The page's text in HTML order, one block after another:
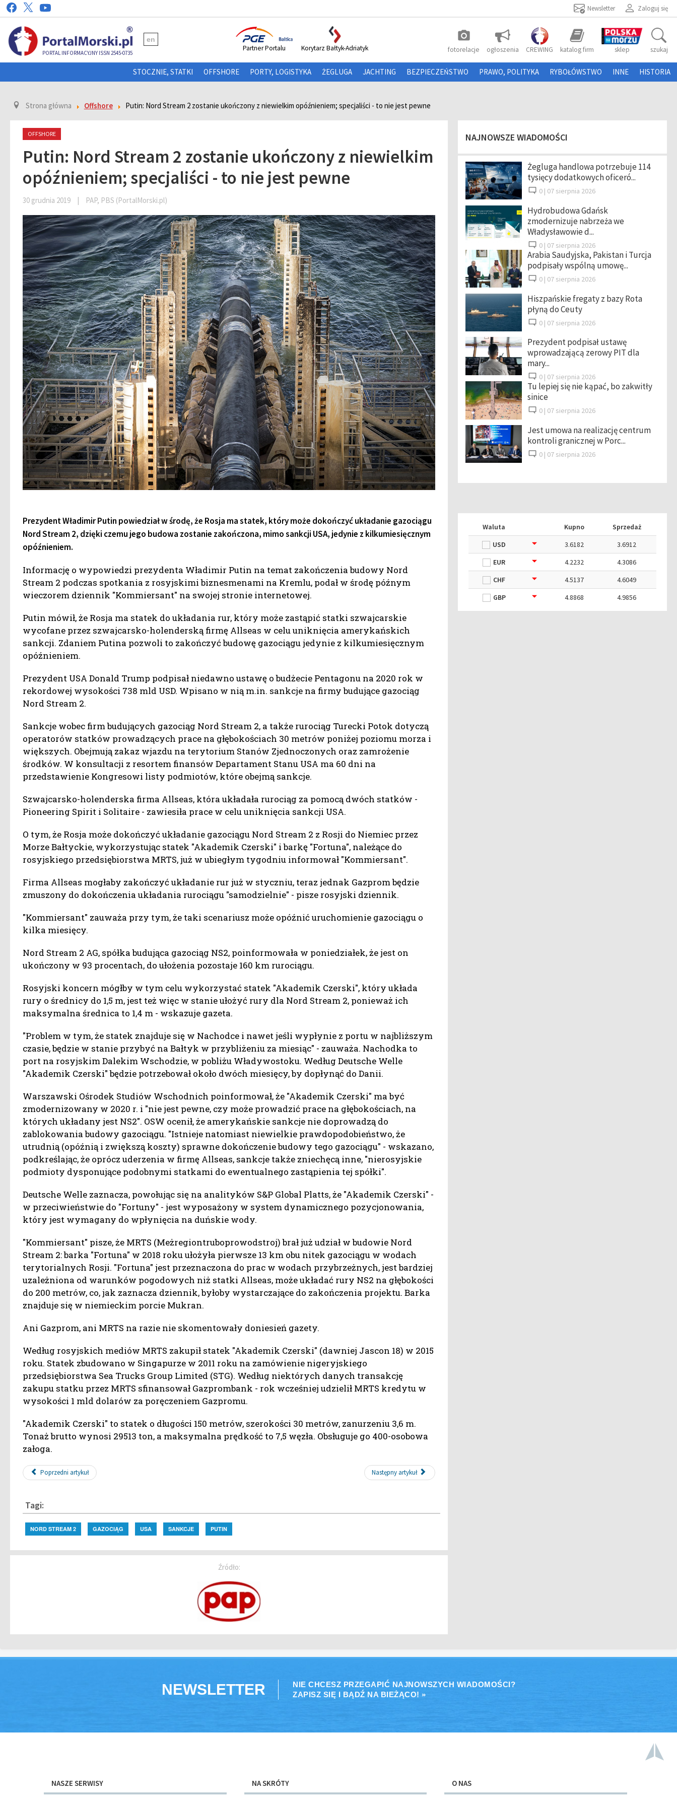
Zaloguj się
Newsletter
PORTAL INFORMACYJNY ISSN 2545-0735
en photo_camera
fotorelacje ogłoszenia CREWING katalog firm sklep szukaj
Partner Portalu Korytarz Bałtyk-Adriatyk
STOCZNIE, STATKI OFFSHORE PORTY, LOGISTYKA ŻEGLUGA JACHTING BEZPIECZEŃSTWO PRAWO, POLITYKA RYBOŁÓWSTWO INNE HISTORIA
Strona główna Offshore Putin: Nord Stream 2 zostanie ukończony z niewielkim opóźnieniem; specjaliści - to nie jest pewne
OFFSHORE
Putin: Nord Stream 2 zostanie ukończony z niewielkim
opóźnieniem; specjaliści - to nie jest pewne
30 grudnia 2019 | PAP, PBS (PortalMorski.pl)
Prezydent Władimir Putin powiedział w środę, że Rosja ma statek, który może dokończyć układanie gazociągu
Nord Stream 2, dzięki czemu jego budowa zostanie zakończona, mimo sankcji USA, jedynie z kilkumiesięcznym
opóźnieniem.
Informację o wypowiedzi prezydenta Władimir Putin na temat zakończenia budowy Nord
Stream 2 podczas spotkania z rosyjskimi biznesmenami na Kremlu, podał w środę późnym
wieczorem dziennik "Kommiersant" na swojej stronie internetowej.
Putin mówił, że Rosja ma statek do układania rur, który może zastąpić statki szwajcarskie
wycofane przez szwajcarsko-holenderską firmę Allseas w celu uniknięcia amerykańskich
sankcji. Zdaniem Putina pozwoli to zakończyć budowę gazociągu jedynie z kilkumiesięcznym
opóźnieniem.
Prezydent USA Donald Trump podpisał niedawno ustawę o budżecie Pentagonu na 2020 rok w
rekordowej wysokości 738 mld USD. Wpisano w nią m.in. sankcje na firmy budujące gazociąg
Nord Stream 2.
Sankcje wobec firm budujących gazociąg Nord Stream 2, a także rurociąg Turecki Potok dotyczą
operatorów statków prowadzących prace na głębokościach 30 metrów poniżej poziomu morza i
większych. Obejmują zakaz wjazdu na terytorium Stanów Zjednoczonych oraz zamrożenie
środków. W konsultacji z resortem finansów Departament Stanu USA ma 60 dni na
przedstawienie Kongresowi listy podmiotów, które obejmą sankcje.
Szwajcarsko-holenderska firma Allseas, która układała rurociąg za pomocą dwóch statków -
Pioneering Spirit i Solitaire - zawiesiła prace w celu uniknięcia sankcji USA.
O tym, że Rosja może dokończyć układanie gazociągu Nord Stream 2 z Rosji do Niemiec przez
Morze Bałtyckie, wykorzystując statek "Akademik Czerski" i barkę "Fortuna", należące do
rosyjskiego przedsiębiorstwa MRTS, już w ubiegłym tygodniu informował "Kommiersant".
Firma Allseas mogłaby zakończyć układanie rur już w styczniu, teraz jednak Gazprom będzie
zmuszony do dokończenia układania rurociągu "samodzielnie" - pisze rosyjski dziennik.
"Kommiersant" zauważa przy tym, że taki scenariusz może opóźnić uruchomienie gazociągu o
kilka miesięcy.
Nord Stream 2 AG, spółka budująca gazociąg NS2, poinformowała w poniedziałek, że jest on
ukończony w 93 procentach, do ułożenia pozostaje 160 km rurociągu.
Rosyjski koncern mógłby w tym celu wykorzystać statek "Akademik Czerski", który układa
rury o średnicy do 1,5 m, jest też więc w stanie ułożyć rury dla Nord Stream 2, ponieważ ich
maksymalna średnica to 1,4 m - wskazuje gazeta.
"Problem w tym, że statek znajduje się w Nachodce i nawet jeśli wypłynie z portu w najbliższym
czasie, będzie w stanie przybyć na Bałtyk w przybliżeniu za miesiąc" - zauważa. Nachodka to
port na rosyjskim Dalekim Wschodzie, w pobliżu Władywostoku. Według Deutsche Welle
"Akademik Czerski" będzie potrzebował około dwóch miesięcy, by dopłynąć do Danii.
Warszawski Ośrodek Studiów Wschodnich poinformował, że "Akademik Czerski" ma być
zmodernizowany w 2020 r. i "nie jest pewne, czy może prowadzić prace na głębokościach, na
których układany jest NS2". OSW ocenił, że amerykańskie sankcje nie doprowadzą do
zablokowania budowy gazociągu. "Istnieje natomiast niewielkie prawdopodobieństwo, że
utrudnią (opóźnią i zwiększą koszty) sprawne dokończenie budowy tego gazociągu" - wskazano,
podkreślając, że oprócz uderzenia w firmę Allseas, sankcje także zniechęcą inne, "nierosyjskie
podmioty dysponujące podobnymi statkami do ewentualnego zastąpienia tej spółki".
Deutsche Welle zaznacza, powołując się na analityków S&P Global Platts, że "Akademik Czerski" -
w przeciwieństwie do "Fortuny" - jest wyposażony w system dynamicznego pozycjonowania,
który jest wymagany do wpłynięcia na duńskie wody.
"Kommiersant" pisze, że MRTS (Meżregiontruboprowodstroj) brał już udział w budowie Nord
Stream 2: barka "Fortuna" w 2018 roku ułożyła pierwsze 13 km obu nitek gazociągu w wodach
terytorialnych Rosji. "Fortuna" jest przeznaczona do prac w wodach przybrzeżnych, jest bardziej
uzależniona od warunków pogodowych niż statki Allseas, może układać rury NS2 na głębokości
do 200 metrów, co, jak zaznacza dziennik, byłoby wystarczające do zakończenia projektu. Barka
znajduje się w niemieckim porcie Mukran.
Ani Gazprom, ani MRTS na razie nie skomentowały doniesień gazety.
Według rosyjskich mediów MRTS zakupił statek "Akademik Czerski" (dawniej Jascon 18) w 2015
roku. Statek zbudowano w Singapurze w 2011 roku na zamówienie nigeryjskiego
przedsiębiorstwa Sea Trucks Group Limited (STG). Według niektórych danych transakcję
zakupu statku przez MRTS sfinansował Gazprombank - rok wcześniej udzielił MRTS kredytu w
wysokości 1 mld dolarów za poręczeniem Gazpromu.
"Akademik Czerski" to statek o długości 150 metrów, szerokości 30 metrów, zanurzeniu 3,6 m.
Tonaż brutto wynosi 29513 ton, a maksymalna prędkość to 7,5 węzła. Obsługuje go 400-osobowa
załoga.
Poprzedni artykuł Następny artykuł
Tagi:
NORD STREAM 2 GAZOCIĄG USA SANKCJE PUTIN
Źródło:
NAJNOWSZE WIADOMOŚCI
Żegluga handlowa potrzebuje 114
tysięcy dodatkowych oficeró...
0 | 07 sierpnia 2026
Hydrobudowa Gdańsk
zmodernizuje nabrzeża we
Władysławowie d...
0 | 07 sierpnia 2026
Arabia Saudyjska, Pakistan i Turcja
podpisały wspólną umowę...
0 | 07 sierpnia 2026
Hiszpańskie fregaty z bazy Rota
płyną do Ceuty
0 | 07 sierpnia 2026
Prezydent podpisał ustawę
wprowadzającą zerowy PIT dla
mary...
0 | 07 sierpnia 2026
Tu lepiej się nie kąpać, bo zakwitły
sinice
0 | 07 sierpnia 2026
Jest umowa na realizację centrum
kontroli granicznej w Porc...
0 | 07 sierpnia 2026
Waluta Kupno
Sprzedaż
USD
3.6182
3.6912
EUR
4.2232
4.3086
CHF
4.5137
4.6049
GBP
4.8868 4.9856
NEWSLETTER
NIE CHCESZ PRZEGAPIĆ NAJNOWSZYCH WIADOMOŚCI?
ZAPISZ SIĘ I BĄDŹ NA BIEŻĄCO! »
NASZE SERWISY NA SKRÓTY O NAS